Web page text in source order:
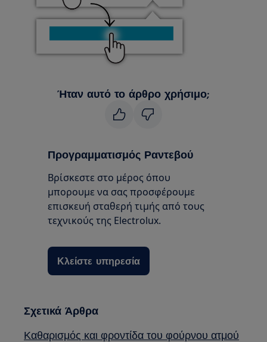
Ήταν αυτό το άρθρο χρήσιμο;
Προγραμματισμός Ραντεβού
Βρίσκεστε στο μέρος όπου
μπορουμε να σας προσφέρουμε
επισκευή σταθερή τιμής από τους
τεχνικούς της Electrolux.
Κλείστε υπηρεσία
Σχετικά Άρθρα
Καθαρισμός και φροντίδα του φούρνου ατμού